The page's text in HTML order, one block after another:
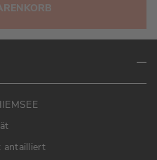
antailliert